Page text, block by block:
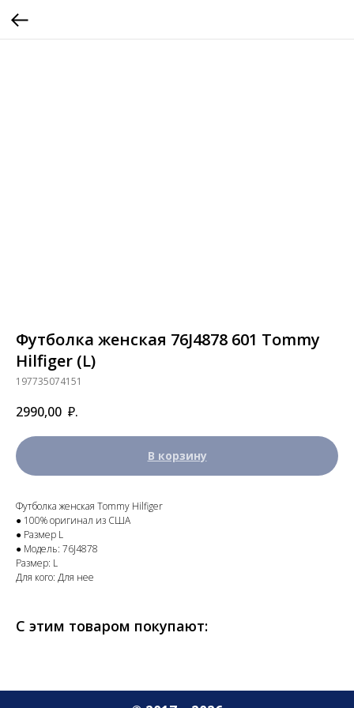
Футболка женская 76J4878 601 Tommy
Hilfiger (L)
197735074151
2990,00 ₽.
В корзину
Футболка женская Tommy Hilfiger
● 100% оригинал из США
● Размер L
● Модель: 76J4878
Размер: L
Для кого: Для нее
С этим товаром покупают: